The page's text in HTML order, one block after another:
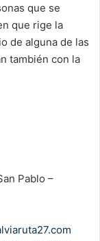
que se
que rige la
de alguna de las
también con la
Pablo –